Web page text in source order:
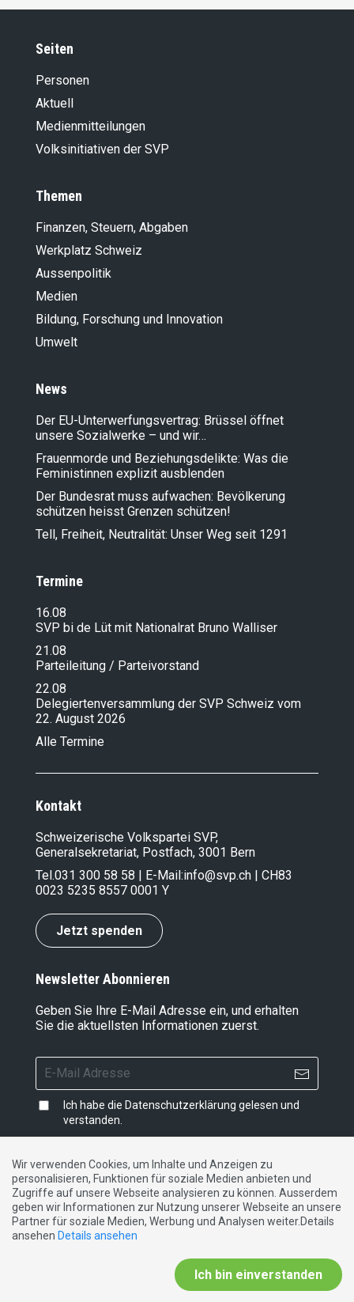
Seiten
Personen
Aktuell
Medienmitteilungen
Volksinitiativen der SVP
Themen
Finanzen, Steuern, Abgaben
Werkplatz Schweiz
Aussenpolitik
Medien
Bildung, Forschung und Innovation
Umwelt
News
Der EU-Unterwerfungsvertrag: Brüssel öffnet
unsere Sozialwerke – und wir…
Frauenmorde und Beziehungsdelikte: Was die
Feministinnen explizit ausblenden
Der Bundesrat muss aufwachen: Bevölkerung
schützen heisst Grenzen schützen!
Tell, Freiheit, Neutralität: Unser Weg seit 1291
Termine
16.08
SVP bi de Lüt mit Nationalrat Bruno Walliser
21.08
Parteileitung / Parteivorstand
22.08
Delegiertenversammlung der SVP Schweiz vom
22. August 2026
Alle Termine
Kontakt
Schweizerische Volkspartei SVP,
Generalsekretariat, Postfach, 3001 Bern
Tel.031 300 58 58 | E-Mail:info@svp.ch | CH83
0023 5235 8557 0001 Y
Jetzt spenden
Newsletter Abonnieren
Geben Sie Ihre E-Mail Adresse ein, und erhalten
Sie die aktuellsten Informationen zuerst.
Ich habe die Datenschutzerklärung gelesen und
verstanden.
Impressum |Datenschutzerklärung|Kontakt
DE FR IT
Wir verwenden Cookies, um Inhalte und Anzeigen zu
personalisieren, Funktionen für soziale Medien anbieten und
Zugriffe auf unsere Webseite analysieren zu können. Ausserdem
geben wir Informationen zur Nutzung unserer Webseite an unsere
Partner für soziale Medien, Werbung und Analysen weiter.Details
ansehen Details ansehen
Ich bin einverstanden